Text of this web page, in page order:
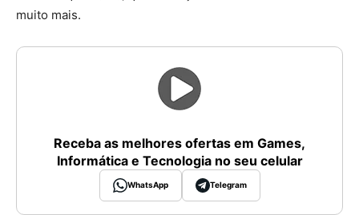
muito mais.
Receba as melhores ofertas em Games,
Informática e Tecnologia no seu celular
WhatsApp Telegram